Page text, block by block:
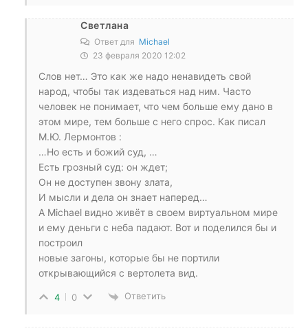
Светлана
Ответ для Michael
23 февраля 2020 12:02
Слов нет… Это как же надо ненавидеть свой
народ, чтобы так издеваться над ним. Часто
человек не понимает, что чем больше ему дано в
этом мире, тем больше с него спрос. Как писал
М.Ю. Лермонтов :
…Но есть и божий суд, …
Есть грозный суд: он ждет;
Он не доступен звону злата,
И мысли и дела он знает наперед…
А Michael видно живёт в своем виртуальном мире
и ему деньги с неба падают. Вот и поделился бы и
построил
новые загоны, которые бы не портили
открывающийся с вертолета вид.
4 0 Ответить